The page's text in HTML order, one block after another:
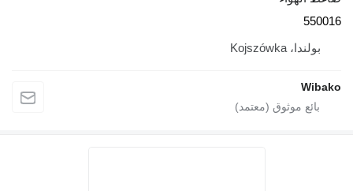
550016
بولندا، Kojszówka
Wibako